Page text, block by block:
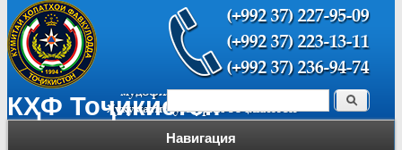
КҲФ Тоҷикистон
Навигация
Форма поиска Поиск